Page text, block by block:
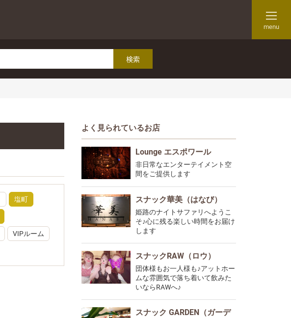
menu
塩町
VIPルーム
よく見られているお店
Lounge エスポワール
非日常なエンターテイメント空
間をご提供します
スナック華美（はなび）
姫路のナイトサファリへようこ
そ♪心に残る楽しい時間をお届け
します
スナックRAW（ロウ）
団体様もお一人様も♪アットホー
ムな雰囲気で落ち着いて飲みた
いならRAWへ♪
スナック GARDEN（ガーデ